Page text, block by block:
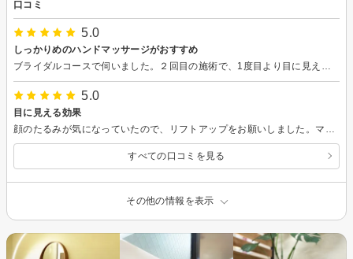
口コミ
5.0
しっかりめのハンドマッサージがおすすめ
5.0
目に見える効果
すべての口コミを見る
その他の情報を表示